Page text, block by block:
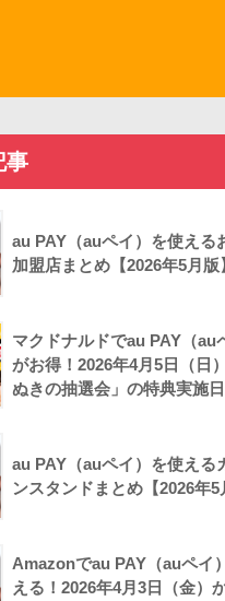
事
au PAY（auペイ）を使える
加盟店まとめ【2026年5月版
マクドナルドでau PAY（au
がお得！2026年4月5日（日
ぬきの抽選会」の特典実施日
au PAY（auペイ）を使える
ンスタンドまとめ【2026年5
Amazonでau PAY（auペイ
える！2026年4月3日（金）